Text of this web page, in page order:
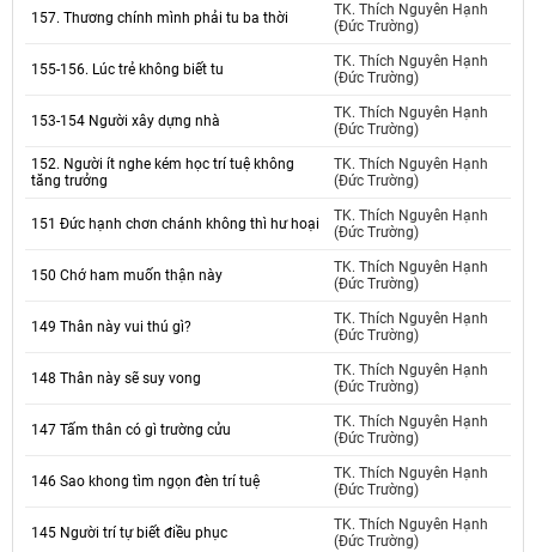
157. Thương chính mình phải tu ba thời
TK. Thích Nguyên Hạnh
(Đức Trường)
155-156. Lúc trẻ không biết tu
TK. Thích Nguyên Hạnh
(Đức Trường)
153-154 Người xây dựng nhà
TK. Thích Nguyên Hạnh
(Đức Trường)
152. Người ít nghe kém học trí tuệ không
tăng trưởng
TK. Thích Nguyên Hạnh
(Đức Trường)
151 Đức hạnh chơn chánh không thì hư hoại
TK. Thích Nguyên Hạnh
(Đức Trường)
150 Chớ ham muốn thận này
TK. Thích Nguyên Hạnh
(Đức Trường)
149 Thân này vui thú gì?
TK. Thích Nguyên Hạnh
(Đức Trường)
148 Thân này sẽ suy vong
TK. Thích Nguyên Hạnh
(Đức Trường)
147 Tấm thân có gì trường cửu
TK. Thích Nguyên Hạnh
(Đức Trường)
146 Sao khong tìm ngọn đèn trí tuệ
TK. Thích Nguyên Hạnh
(Đức Trường)
145 Người trí tự biết điều phục
TK. Thích Nguyên Hạnh
(Đức Trường)